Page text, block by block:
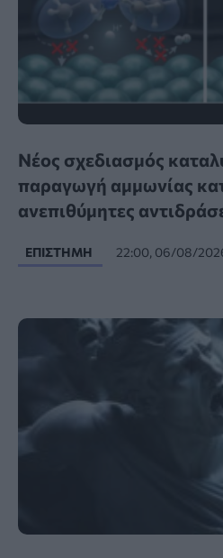
Νέος σχεδιασμός
παραγωγή αμμωνίας
ανεπιθύμητες
ΕΠΙΣΤΉΜΗ 22:00, 06/08/